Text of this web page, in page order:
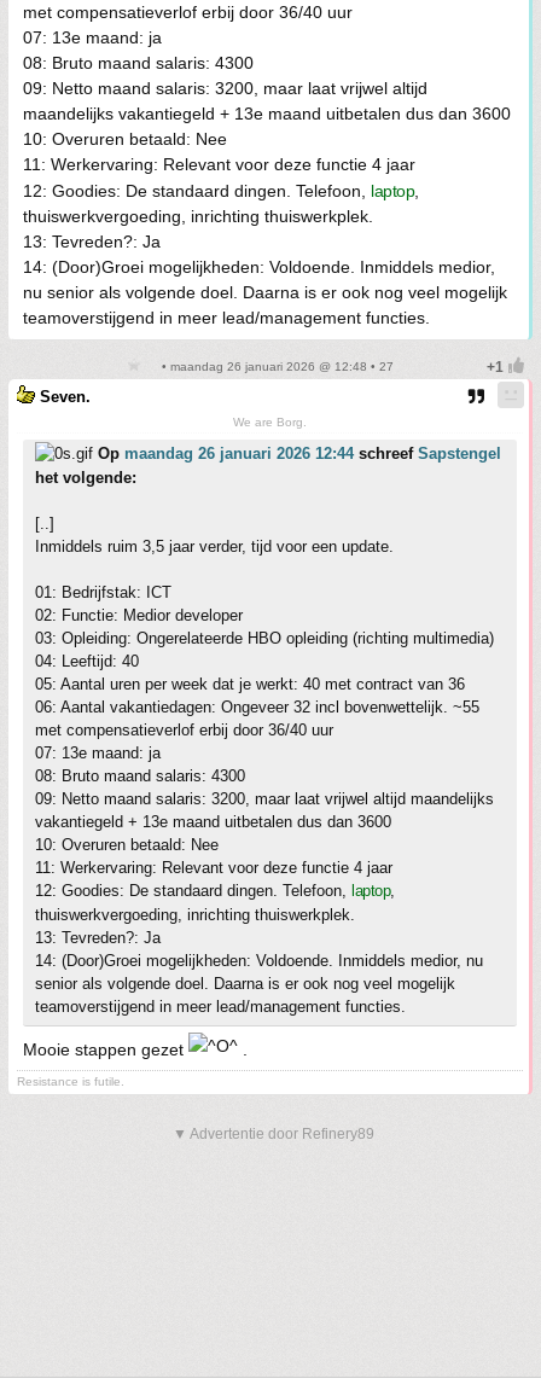
met compensatieverlof erbij door 36/40 uur
07: 13e maand: ja
08: Bruto maand salaris: 4300
09: Netto maand salaris: 3200, maar laat vrijwel altijd
maandelijks vakantiegeld + 13e maand uitbetalen dus dan 3600
10: Overuren betaald: Nee
11: Werkervaring: Relevant voor deze functie 4 jaar
12: Goodies: De standaard dingen. Telefoon, laptop,
thuiswerkvergoeding, inrichting thuiswerkplek.
13: Tevreden?: Ja
14: (Door)Groei mogelijkheden: Voldoende. Inmiddels medior,
nu senior als volgende doel. Daarna is er ook nog veel mogelijk
teamoverstijgend in meer lead/management functies.
• maandag 26 januari 2026 @ 12:48 • 27
Seven.
We are Borg.
Op maandag 26 januari 2026 12:44schreef Sapstengel
het volgende:
[..]
Inmiddels ruim 3,5 jaar verder, tijd voor een update.
01: Bedrijfstak: ICT
02: Functie: Medior developer
03: Opleiding: Ongerelateerde HBO opleiding (richting multimedia)
04: Leeftijd: 40
05: Aantal uren per week dat je werkt: 40 met contract van 36
06: Aantal vakantiedagen: Ongeveer 32 incl bovenwettelijk. ~55
met compensatieverlof erbij door 36/40 uur
07: 13e maand: ja
08: Bruto maand salaris: 4300
09: Netto maand salaris: 3200, maar laat vrijwel altijd maandelijks
vakantiegeld + 13e maand uitbetalen dus dan 3600
10: Overuren betaald: Nee
11: Werkervaring: Relevant voor deze functie 4 jaar
12: Goodies: De standaard dingen. Telefoon, laptop,
thuiswerkvergoeding, inrichting thuiswerkplek.
13: Tevreden?: Ja
14: (Door)Groei mogelijkheden: Voldoende. Inmiddels medior, nu
senior als volgende doel. Daarna is er ook nog veel mogelijk
teamoverstijgend in meer lead/management functies.
Mooie stappen gezet
Resistance is futile.
▼ Advertentie door Refinery89